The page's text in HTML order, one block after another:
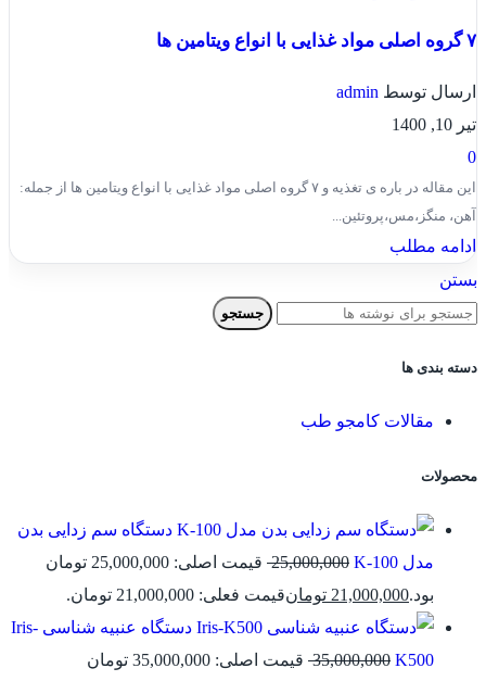
۷ گروه اصلی مواد غذایی با انواع ویتامین ها
ارسال توسط admin
تیر 10, 1400
0
این مقاله در باره ی تغذیه و ۷ گروه اصلی مواد غذایی با انواع ویتامین ها از جمله:
آهن، منگز،مس،پروتئین...
ادامه مطلب
بستن
جستجو
دسته بندی ها
مقالات کامجو طب
محصولات
دستگاه سم زدایی بدن
مدل K-100
25,000,000
قیمت اصلی: 25,000,000 تومان
بود.21,000,000 تومانقیمت فعلی: 21,000,000 تومان.
دستگاه عنبیه شناسی Iris-
K500
35,000,000
قیمت اصلی: 35,000,000 تومان